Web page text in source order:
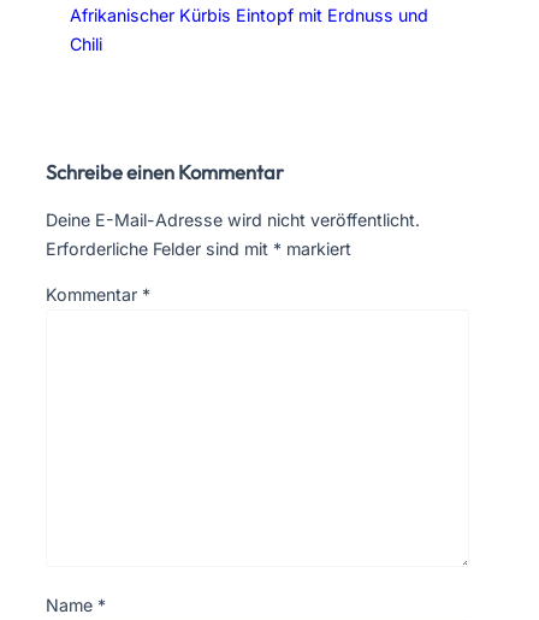
Afrikanischer Kürbis Eintopf mit Erdnuss und
Chili
Schreibe einen Kommentar
Deine E-Mail-Adresse wird nicht veröffentlicht.
Erforderliche Felder sind mit * markiert
Kommentar *
Name *